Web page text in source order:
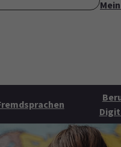
Öffnungszeiten